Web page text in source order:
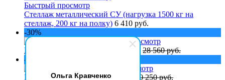
Ольга Кравченко
Быстрый просмотр
Стеллаж металлический СУ (нагрузка 1500 кг на
стеллаж, 200 кг на полку) 6 410 руб.
-30%
Быстрый просмотр
Шкаф ШАМ 11 К
28 560 руб.
-30%
Быстрый просмотр
Шкаф ШАМ 11 14 170 руб.
20 250 руб.